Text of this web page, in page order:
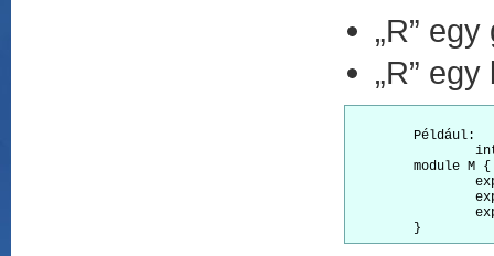
„R”
„R”